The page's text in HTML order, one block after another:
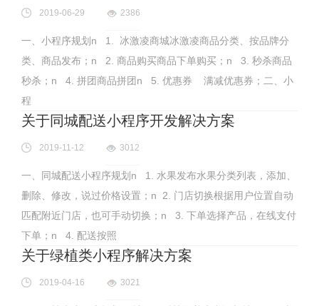
2019-06-29 2386
一、小程序规划n 1. 冰激凌商城冰激凌商品分类、按品牌分
类、商品发布；n 2. 商品购买商品下单购买；n 3. 秒杀商品
秒杀；n 4. 拼团商品拼团n 5. 优惠券 满减优惠券；二、小
程
关于同城配送小程序开发解决方案
2019-11-12 3012
一、同城配送小程序规划n 1. 水果发布水果分类列表，添加、
删除、修改，说过价格设置；n 2. 门店切换根据用户位置自动
匹配附近门店，也可手动切换；n 3. 下单选择产品，在线支付
下单；n 4. 配送按照
关于绿植类小程序解决方案
2019-04-16 3021